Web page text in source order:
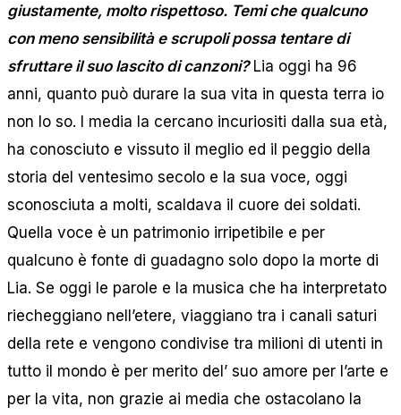
giustamente, molto rispettoso. Temi che qualcuno
con meno sensibilità e scrupoli possa tentare di
sfruttare il suo lascito di canzoni?Lia oggi ha 96
anni, quanto può durare la sua vita in questa terra io
non lo so. I media la cercano incuriositi dalla sua età,
ha conosciuto e vissuto il meglio ed il peggio della
storia del ventesimo secolo e la sua voce, oggi
sconosciuta a molti, scaldava il cuore dei soldati.
Quella voce è un patrimonio irripetibile e per
qualcuno è fonte di guadagno solo dopo la morte di
Lia. Se oggi le parole e la musica che ha interpretato
riecheggiano nell’etere, viaggiano tra i canali saturi
della rete e vengono condivise tra milioni di utenti in
tutto il mondo è per merito del’ suo amore per l’arte e
per la vita, non grazie ai media che ostacolano la